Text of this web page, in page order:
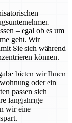
– egal ob es um
geht. Wir
Sie sich während
können.
bieten wir Ihnen
oder ein
passen sich
langjährige
wir eine